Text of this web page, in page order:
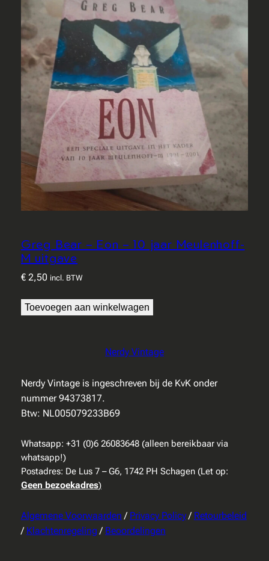
Greg Bear – Eon – 10 jaar Meulenhoff-
M uitgave
€2,50 incl. BTW
Toevoegen aan winkelwagen
Nerdy Vintage
Nerdy Vintage is ingeschreven bij de KvK onder
nummer 94373817.
Btw: NL005079233B69
Whatsapp: +31 (0)6 26083648 (alleen bereikbaar via
whatsapp!)
Postadres: De Lus 7 – G6, 1742 PH Schagen (Let op:
Geen bezoekadres)
Algemene Voorwaarden / Privacy Policy/ Retourbeleid
/ Klachtenregeling / Beoordelingen